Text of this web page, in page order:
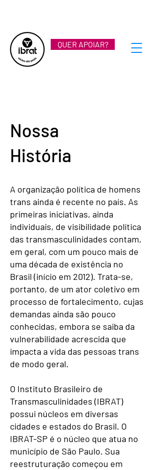
QUER APOIAR?
Nossa
História
A organização política de homens
trans ainda é recente no país. As
primeiras iniciativas, ainda
individuais, de visibilidade política
das transmasculinidades contam,
em geral, com um pouco mais de
uma década de existência no
Brasil (início em 2012). Trata-se,
portanto, de um ator coletivo em
processo de fortalecimento, cujas
demandas ainda são pouco
conhecidas, embora se saiba da
vulnerabilidade acrescida que
impacta a vida das pessoas trans
de modo geral.
O Instituto Brasileiro de
Transmasculinidades (IBRAT)
possui núcleos em diversas
cidades e estados do Brasil. O
IBRAT-SP é o núcleo que atua no
município de São Paulo. Sua
reestruturação começou em